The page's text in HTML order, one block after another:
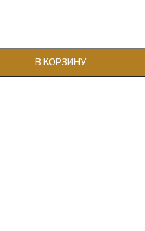
В КОРЗИНУ